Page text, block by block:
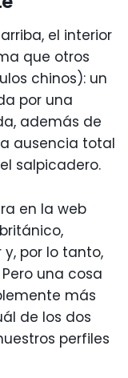
el interior
que otros
chinos): un
por una
además de
ausencia total
salpicadero.
en la web
por lo tanto,
una cosa
más
de los dos
perfiles